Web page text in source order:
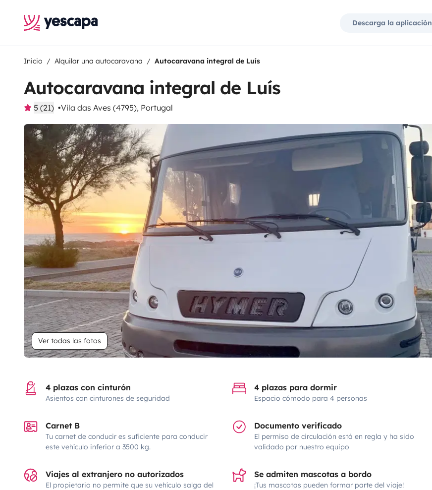
Descarga la aplicación
Inicio Alquilar una autocaravana Autocaravana integral de Luís
Autocaravana integral de Luís
5 (21) Vila das Aves (4795), Portugal
Ver todas las fotos
4 plazas con cinturón
Asientos con cinturones de seguridad
4 plazas para dormir
Espacio cómodo para 4 personas
Carnet B
Tu carnet de conducir es suficiente para conducir
este vehículo inferior a 3500 kg.
Documento verificado
El permiso de circulación está en regla y ha sido
validado por nuestro equipo
Viajes al extranjero no autorizados
El propietario no permite que su vehículo salga del
Se admiten mascotas a bordo
¡Tus mascotas pueden formar parte del viaje!